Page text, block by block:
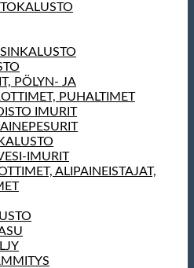
PÖLYN- JA
PUHALTIMET
IMURIT
IMURIT
ALIPAINEISTAJAT,